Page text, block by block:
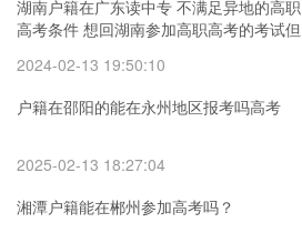
湖南户籍在广东读中专 不满足异地的高职
高考条件 想回湖南参加高职高考的考试但
2024-02-13 19:50:10
户籍在邵阳的能在永州地区报考吗高考
2025-02-13 18:27:04
湘潭户籍能在郴州参加高考吗？